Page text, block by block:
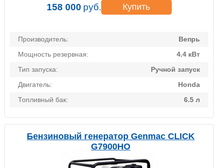
Производитель:
Вепрь
Мощность резервная:
4.4 кВт
Тип запуска:
Ручной запуск
Двигатель:
Honda
Топливный бак:
6.5 л
158 000 руб. Купить
Бензиновый генератор Genmac CLICK
G7900HO